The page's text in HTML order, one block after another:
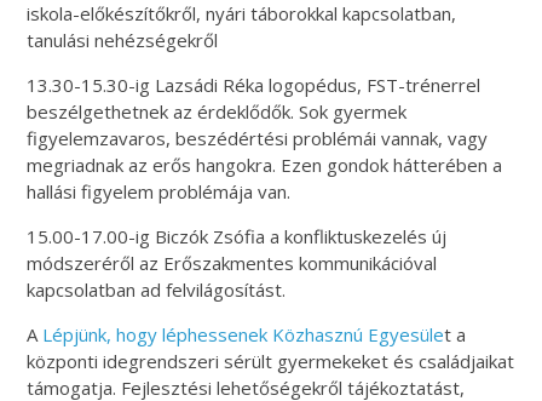
iskola-előkészítőkről, nyári táborokkal kapcsolatban,
tanulási nehézségekről
13.30-15.30-ig Lazsádi Réka logopédus, FST-trénerrel
beszélgethetnek az érdeklődők. Sok gyermek
figyelemzavaros, beszédértési problémái vannak, vagy
megriadnak az erős hangokra. Ezen gondok hátterében a
hallási figyelem problémája van.
15.00-17.00-ig Biczók Zsófia a konfliktuskezelés új
módszeréről az Erőszakmentes kommunikációval
kapcsolatban ad felvilágosítást.
A Lépjünk, hogy léphessenek Közhasznú Egyesület a
központi idegrendszeri sérült gyermekeket és családjaikat
támogatja. Fejlesztési lehetőségekről tájékoztatást,